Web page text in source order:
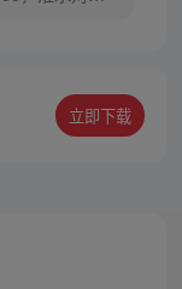
立即下载